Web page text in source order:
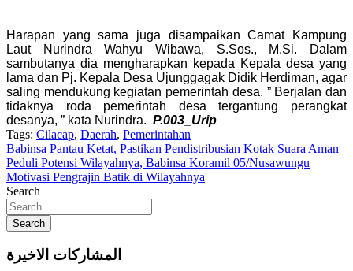
Harapan yang sama juga disampaikan Camat Kampung
Laut Nurindra Wahyu Wibawa, S.Sos., M.Si. Dalam
sambutanya dia mengharapkan kepada Kepala desa yang
lama dan Pj. Kepala Desa Ujunggagak Didik Herdiman, agar
saling mendukung kegiatan pemerintah desa. ” Berjalan dan
tidaknya roda pemerintah desa tergantung perangkat
desanya, ” kata Nurindra. P.003_Urip
Tags: Cilacap, Daerah, Pemerintahan
Navigasi
pos
Babinsa Pantau Ketat, Pastikan Pendistribusian Kotak Suara Aman
Peduli Potensi Wilayahnya, Babinsa Koramil 05/Nusawungu
Motivasi Pengrajin Batik di Wilayahnya
Search
Search
المشاركات الاخيرة